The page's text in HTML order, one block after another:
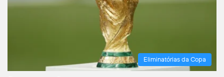
Eliminatórias da Copa